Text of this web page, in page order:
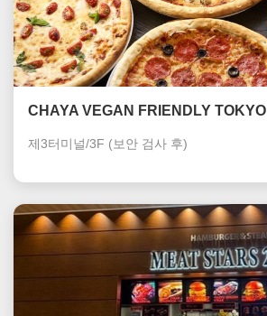
CHAYA VEGAN FRIENDLY TOKYO
제3터미널/3F (보안 검사 후)